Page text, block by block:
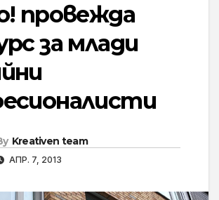
провежда
за млади
Kreativen team
АПР. 7, 2013